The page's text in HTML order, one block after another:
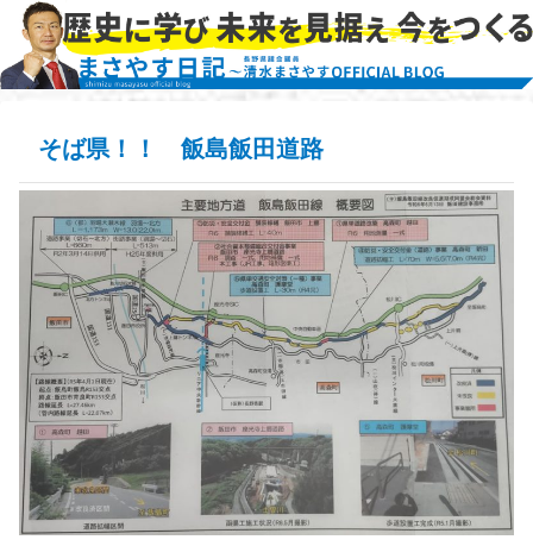
そば県！！ 飯島飯田道路